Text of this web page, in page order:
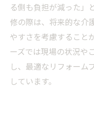
る側も負担が減った」
修の際は、将来的な介
やすさを考慮すること
ーズでは現場の状況や
し、最適なリフォーム
しています。